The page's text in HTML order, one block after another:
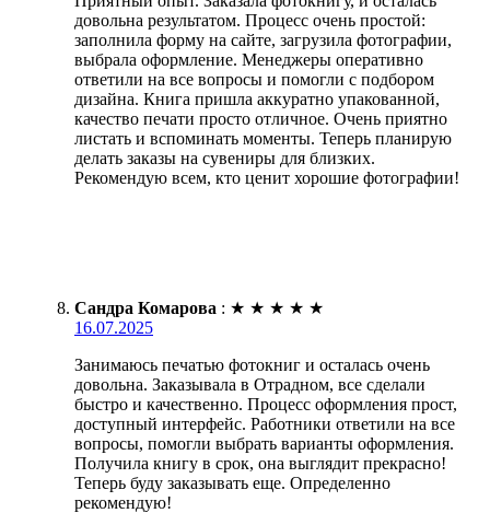
довольна результатом. Процесс очень простой:
заполнила форму на сайте, загрузила фотографии,
выбрала оформление. Менеджеры оперативно
ответили на все вопросы и помогли с подбором
дизайна. Книга пришла аккуратно упакованной,
качество печати просто отличное. Очень приятно
листать и вспоминать моменты. Теперь планирую
делать заказы на сувениры для близких.
Рекомендую всем, кто ценит хорошие фотографии!
Сандра Комарова : ★ ★ ★ ★ ★
16.07.2025
Занимаюсь печатью фотокниг и осталась очень
довольна. Заказывала в Отрадном, все сделали
быстро и качественно. Процесс оформления прост,
доступный интерфейс. Работники ответили на все
вопросы, помогли выбрать варианты оформления.
Получила книгу в срок, она выглядит прекрасно!
Теперь буду заказывать еще. Определенно
рекомендую!